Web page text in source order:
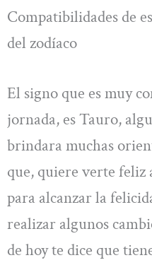
Compatibilidades de
del zodíaco
El signo que es muy
jornada, es Tauro,
brindara muchas
que, quiere verte feliz
para alcanzar la
realizar algunos
de hoy te dice que